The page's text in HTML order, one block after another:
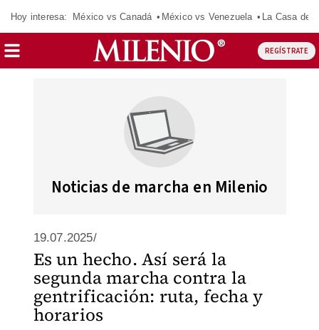
Hoy interesa: México vs Canadá México vs Venezuela La Casa de
REGÍSTRATE
Noticias de marcha en Milenio
19.07.2025/
Es un hecho. Así será la
segunda marcha contra la
gentrificación: ruta, fecha y
horarios